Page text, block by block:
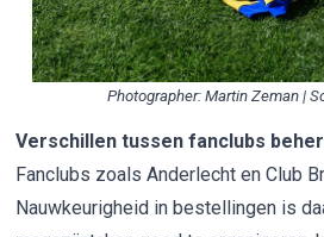
Photographer: Martin Zeman|
Verschillen tussen fanclubs
Fanclubs zoals Anderlecht en Club
Nauwkeurigheid in bestellingen is